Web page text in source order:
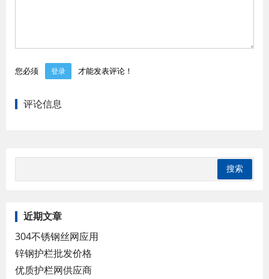
您必须 登录 才能发表评论！
评论信息
近期文章
304不锈钢丝网应用
锌钢护栏批发价格
优质护栏网供应商